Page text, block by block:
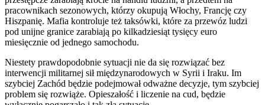
pracownikach sezonowych, którzy okupują Włochy, Francję czy
Hiszpanię. Mafia kontroluje też taksówki, które za przewóz ludzi
pod unijne granice zarabiają po kilkadziesiąt tysięcy euro
miesięcznie od jednego samochodu.
Niestety prawdopodobnie sytuacji nie da się rozwiązać bez
interwencji militarnej sił międzynarodowych w Syrii i Iraku. Im
szybciej Zachód będzie podejmował odważne decyzje, tym szybciej
problem się rozwiąże. Opieszałość i liczenie na cud, będzie